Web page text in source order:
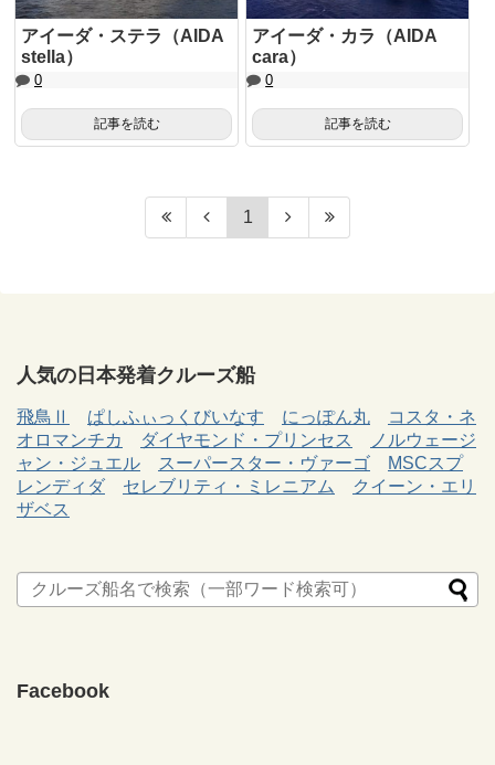
アイーダ・ステラ（AIDA
stella）
0
記事を読む
アイーダ・カラ（AIDA
cara）
0
記事を読む
1
人気の日本発着クルーズ船
飛鳥Ⅱ ぱしふぃっくびいなす にっぽん丸
コスタ・ネ
オロマンチカ
ダイヤモンド・プリンセス
ノルウェージ
ャン・ジュエル
スーパースター・ヴァーゴ
MSCスプ
レンディダ
セレブリティ・ミレニアム
クイーン・エリ
ザベス
Facebook